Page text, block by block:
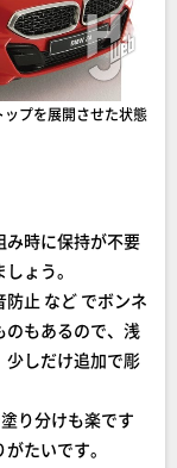
プを展開させた状態
時に保持が不要
ょう。
止 など でボンネ
のもあるので、浅
少しだけ追加で彫
り分けも楽です
たいです。